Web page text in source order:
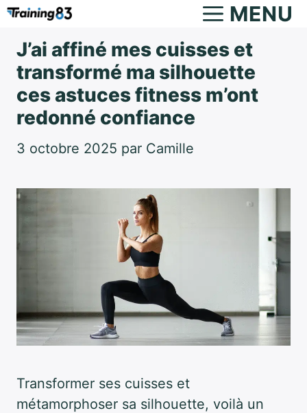
Aller
contenu
MENU
J’ai affiné mes cuisses et
transformé ma silhouette
ces astuces fitness m’ont
redonné confiance
3 octobre 2025 par Camille
Transformer ses cuisses et
métamorphoser sa silhouette, voilà un